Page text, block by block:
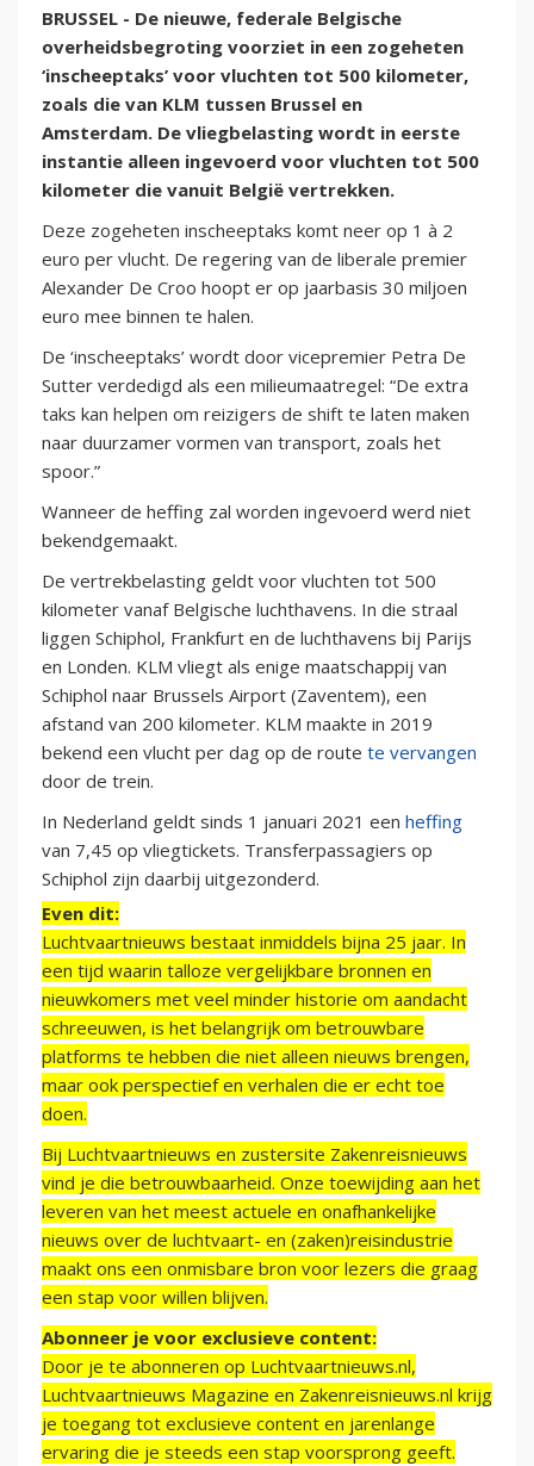
BRUSSEL - De nieuwe, federale Belgische
overheidsbegroting voorziet in een zogeheten
‘inscheeptaks’ voor vluchten tot 500 kilometer,
zoals die van KLM tussen Brussel en
Amsterdam. De vliegbelasting wordt in eerste
instantie alleen ingevoerd voor vluchten tot 500
kilometer die vanuit België vertrekken.
Deze zogeheten inscheeptaks komt neer op 1 à 2
euro per vlucht. De regering van de liberale premier
Alexander De Croo hoopt er op jaarbasis 30 miljoen
euro mee binnen te halen.
De ‘inscheeptaks’ wordt door vicepremier Petra De
Sutter verdedigd als een milieumaatregel: “De extra
taks kan helpen om reizigers de shift te laten maken
naar duurzamer vormen van transport, zoals het
spoor.”
Wanneer de heffing zal worden ingevoerd werd niet
bekendgemaakt.
De vertrekbelasting geldt voor vluchten tot 500
kilometer vanaf Belgische luchthavens. In die straal
liggen Schiphol, Frankfurt en de luchthavens bij Parijs
en Londen. KLM vliegt als enige maatschappij van
Schiphol naar Brussels Airport (Zaventem), een
afstand van 200 kilometer. KLM maakte in 2019
bekend een vlucht per dag op de route te vervangen
door de trein.
In Nederland geldt sinds 1 januari 2021 een heffing
van 7,45 op vliegtickets. Transferpassagiers op
Schiphol zijn daarbij uitgezonderd.
Even dit:
Luchtvaartnieuws bestaat inmiddels bijna 25 jaar. In
een tijd waarin talloze vergelijkbare bronnen en
nieuwkomers met veel minder historie om aandacht
schreeuwen, is het belangrijk om betrouwbare
platforms te hebben die niet alleen nieuws brengen,
maar ook perspectief en verhalen die er echt toe
doen.
Bij Luchtvaartnieuws en zustersite Zakenreisnieuws
vind je die betrouwbaarheid. Onze toewijding aan het
leveren van het meest actuele en onafhankelijke
nieuws over de luchtvaart- en (zaken)reisindustrie
maakt ons een onmisbare bron voor lezers die graag
een stap voor willen blijven.
Abonneer je voor exclusieve content:
Door je te abonneren op Luchtvaartnieuws.nl,
Luchtvaartnieuws Magazine en Zakenreisnieuws.nl krijg
je toegang tot exclusieve content en jarenlange
ervaring die je steeds een stap voorsprong geeft.